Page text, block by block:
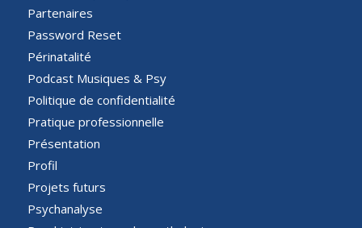
Partenaires
Password Reset
Périnatalité
Podcast Musiques & Psy
Politique de confidentialité
Pratique professionnelle
Présentation
Profil
Projets futurs
Psychanalyse